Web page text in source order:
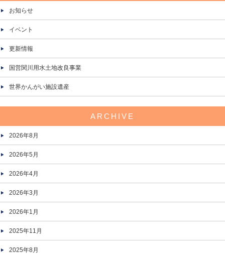
お知らせ
イベント
更新情報
国営関川用水土地改良事業
世界かんがい施設遺産
ARCHIVE
2026年8月
2026年5月
2026年4月
2026年3月
2026年1月
2025年11月
2025年8月